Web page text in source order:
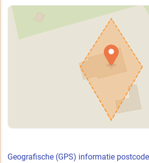
Geografische (GPS) informatie